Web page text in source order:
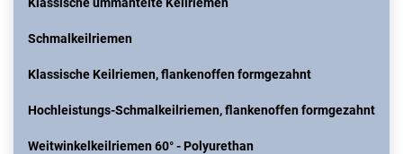
Schmalkeilriemen
Klassische Keilriemen, flankenoffen formgezahnt
Hochleistungs-Schmalkeilriemen, flankenoffen formgezahnt
Weitwinkelkeilriemen 60° - Polyurethan